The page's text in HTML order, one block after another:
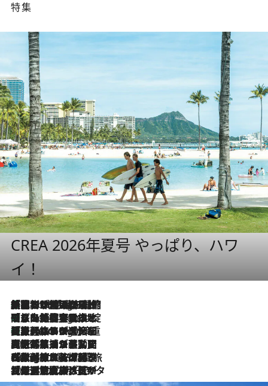
特集
CREA 2026年夏号 やっぱり、ハワ
イ！
2 Hours Ago
「荷物が増えるほど旅ストレスは増す」美容ジャーナリストがたどり着いた最終結論。“化粧品を劇的に減らす”感動の凝縮美容とは
2 Hours Ago
「旅先には金髪ウィッグを持参」日本と同じメイクでは損してる!? 美容ジャーナリストが提案する“掟破りの旅美容”とは
2 Hours Ago
【厳選旅コスメ】「身軽さ＆UV対策重視！」ヘアアーティストshucoが選んだ夏旅ベストコスメを発表【Mサイズジップ】
2026.8.5
【厳選旅コスメ】国内をあちこち移動する河井菜摘が選んだ夏旅ベストコスメ発表！「リラックスアイテムはマスト」【Mサイズジップ】
2026.8.4
【厳選旅コスメ】「紫外線＆乾燥対策しながらメイク感も！」ヘア＆メイクGeorgeが選んだ夏旅ベストコスメを発表！【Mサイズジップ】
2026.8.3
【厳選旅コスメ】「保湿もタイパ重視！」“サウナ好き”タレント清水みさとが愛用する夏旅ベストコスメを発表！【Mサイズジップ】